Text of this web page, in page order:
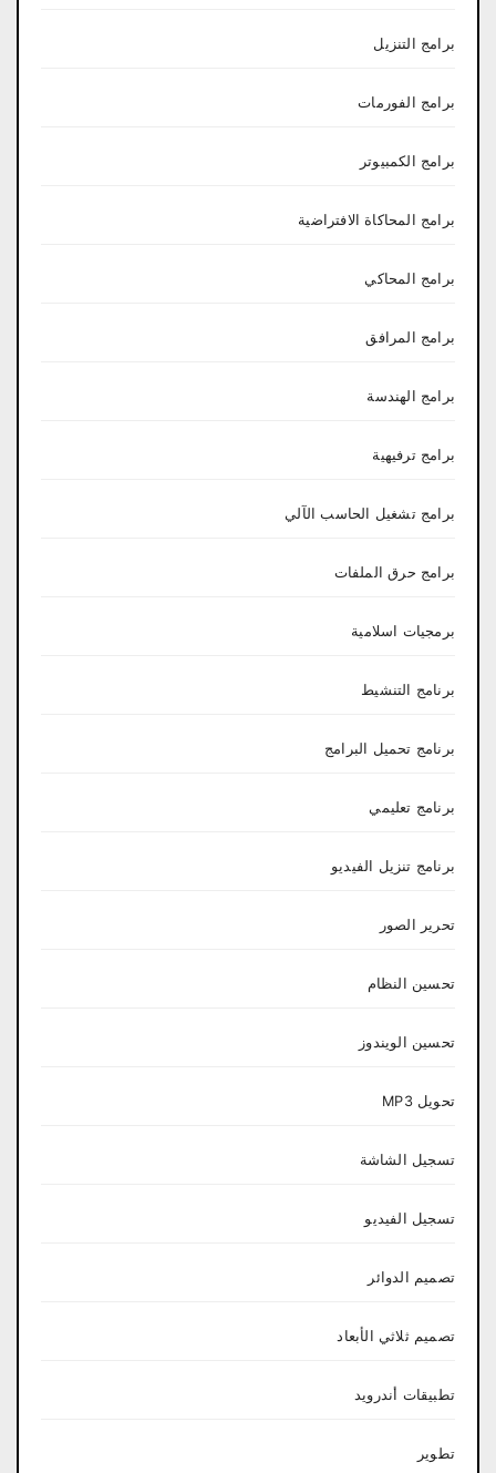
برامج التنزيل
برامج الفورمات
برامج الكمبيوتر
برامج المحاكاة الافتراضية
برامج المحاكي
برامج المرافق
برامج الهندسة
برامج ترفيهية
برامج تشغيل الحاسب الآلي
برامج حرق الملفات
برمجيات اسلامية
برنامج التنشيط
برنامج تحميل البرامج
برنامج تعليمي
برنامج تنزيل الفيديو
تحرير الصور
تحسين النظام
تحسين الويندوز
تحويل MP3
تسجيل الشاشة
تسجيل الفيديو
تصميم الدوائر
تصميم ثلاثي الأبعاد
تطبيقات أندرويد
تطوير